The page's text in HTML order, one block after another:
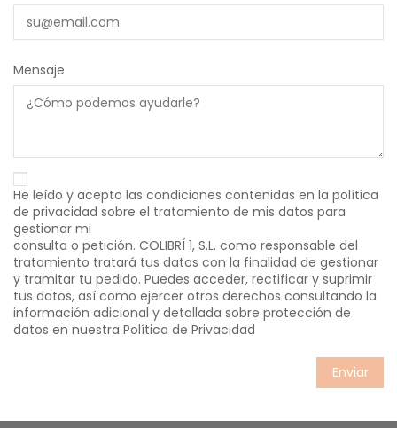
Mensaje
He leído y acepto las condiciones contenidas en la política
de privacidad sobre el tratamiento de mis datos para
gestionar mi
consulta o petición. COLIBRÍ 1, S.L. como responsable del
tratamiento tratará tus datos con la finalidad de gestionar
y tramitar tu pedido. Puedes acceder, rectificar y suprimir
tus datos, así como ejercer otros derechos consultando la
información adicional y detallada sobre protección de
datos en nuestra Política de Privacidad